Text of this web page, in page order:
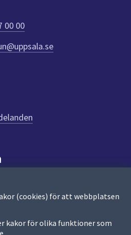
(cookies) för att webbplatsen
kakor för olika funktioner som
00 00
diarium